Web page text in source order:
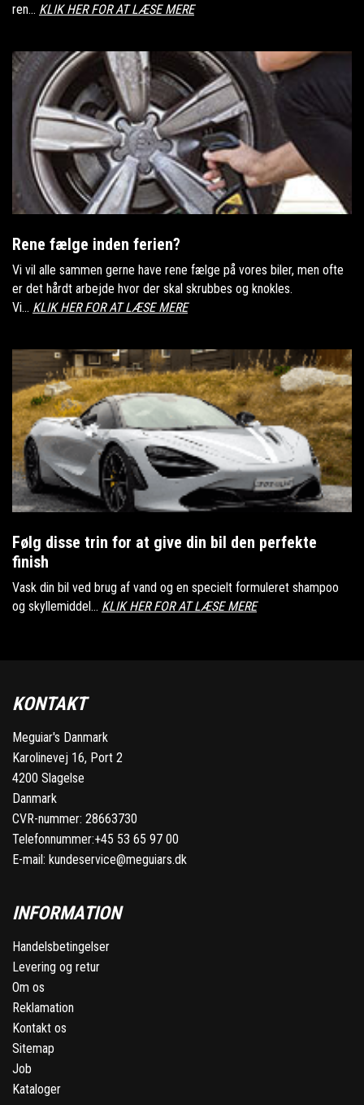
ren... KLIK HER FOR AT LÆSE MERE
Rene fælge inden ferien?
Vi vil alle sammen gerne have rene fælge på vores biler, men ofte
er det hårdt arbejde hvor der skal skrubbes og knokles.
Vi... KLIK HER FOR AT LÆSE MERE
Følg disse trin for at give din bil den perfekte
finish
Vask din bil ved brug af vand og en specielt formuleret shampoo
og skyllemiddel... KLIK HER FOR AT LÆSE MERE
KONTAKT
Meguiar's Danmark
Karolinevej 16, Port 2
4200 Slagelse
Danmark
CVR-nummer: 28663730
Telefonnummer:+45 53 65 97 00
E-mail: kundeservice@meguiars.dk
INFORMATION
Handelsbetingelser
Levering og retur
Om os
Reklamation
Kontakt os
Sitemap
Job
Kataloger